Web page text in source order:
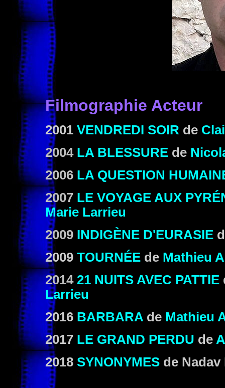
Filmographie Acteur
2001 VENDREDI SOIR de
2004 LA BLESSURE de
2006 LA QUESTION
2007 LE VOYAGE AUX
Marie Larrieu
2009 INDIGÈNE D'EURASIE
2009 TOURNÉE de Mathieu
2014 21 NUITS AVEC PATTIE
Larrieu
2016 BARBARA de Mathieu
2017 LE GRAND PERDU de
2018 SYNONYMES de Nadav